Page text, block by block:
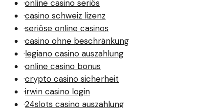
·online casino seriös
·casino schweiz lizenz
·seriöse online casinos
·casino ohne beschränkung
·legiano casino auszahlung
·online casino bonus
·crypto casino sicherheit
·irwin casino login
·24slots casino auszahlung